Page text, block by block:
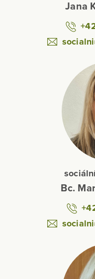
Jana
Bc.